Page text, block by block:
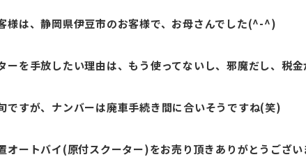
様は、静岡県伊豆市のお客様で、お母さんでした(^-^)
ーを手放したい理由は、もう使ってないし、邪魔だし、税金
ですが、ナンバーは廃車手続き間に合いそうですね(笑)
オートバイ(原付スクーター)をお売り頂きありがとうござ